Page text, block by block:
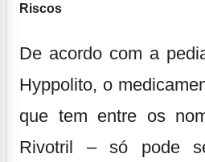
Riscos
De acordo com a
Hyppolito, o
que tem entre os
Rivotril – só pode